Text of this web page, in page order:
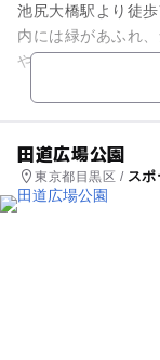
池尻大橋駅より徒
内には緑があふれ
やお散歩にもぴっ
かけにも最適。長
田道広場公園
東京都目黒区 / ス